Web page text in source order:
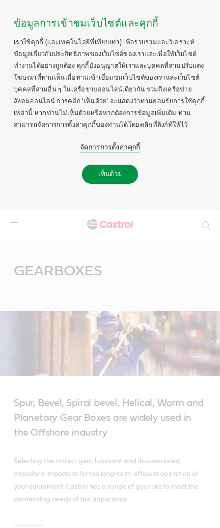
ข้อมูลการเข้าชมเว็บไซต์และคุกกี้
เราใช้คุกกี้ (และเทคโนโลยีที่เทียบเท่า) เพื่อรวบรวมและวิเคราะห์
ข้อมูลเกี่ยวกับประสิทธิภาพของเว็บไซต์ของเราและเพื่อให้เว็บไซต์
ทำงานได้อย่างถูกต้อง คุกกี้ยังอนุญาตให้เราและบุคคลที่สามปรับแต่ง
โฆษณาที่ท่านเห็นเมื่อท่านเข้าเยี่ยมชมเว็บไซต์ของเราและเว็บไซต์
บุคคลที่สามอื่น ๆ ในเครือข่ายออนไลน์เดียวกัน รวมถึงเครือข่าย
สังคมออนไลน์ การคลิก 'เห็นด้วย' จะแสดงว่าท่านยอมรับการใช้คุกกี้
เหล่านี้ หากท่านไม่เห็นด้วยหรือหากต้องการข้อมูลเพิ่มเติม ท่าน
สามารถจัดการการตั้งค่าคุกกี้ของท่านได้โดยคลิกที่ลิงก์ที่ให้ไว้
จัดการการตั้งค่าคุกกี้
เห็นด้วย
GEARBOXES
Spur, Bevel, Spiral bevel, Helical, Worm and
Planetary Gear Boxes are widely used in
the Offshore industry
Selecting the correct gear lubricant and its associated
viscosity is important for the long-term efficient operation of
your equipment. Castrol has a range of gear oils to meet the
demanding needs of this application.